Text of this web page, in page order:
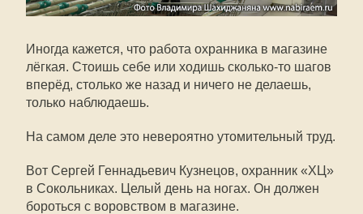
Иногда кажется, что работа охранника в магазине
лёгкая. Стоишь себе или ходишь сколько-то шагов
вперёд, столько же назад и ничего не делаешь,
только наблюдаешь.
На самом деле это невероятно утомительный труд.
Вот Сергей Геннадьевич Кузнецов, охранник «ХЦ»
в Сокольниках. Целый день на ногах. Он должен
бороться с воровством в магазине.